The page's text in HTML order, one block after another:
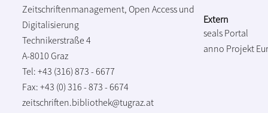
Zeitschriftenmanagement, Open Access und
Digitalisierung
Technikerstraße 4
A-8010 Graz
Tel: +43 (316) 873 - 6677
Fax: +43 (0) 316 - 873 - 6674
zeitschriften.bibliothek@tugraz.at
Extern
seals Portal
anno Projekt